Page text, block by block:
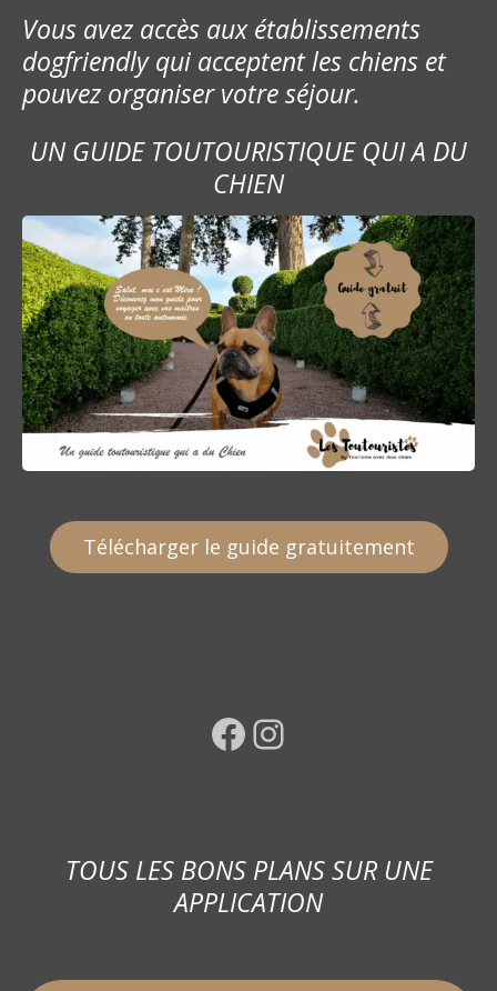
Vous avez accès aux établissements
dogfriendly qui acceptent les chiens et
pouvez organiser votre séjour.
UN GUIDE TOUTOURISTIQUE QUI A DU
CHIEN
Télécharger le guide gratuitement
Facebook Instagram
TOUS LES BONS PLANS SUR UNE
APPLICATION